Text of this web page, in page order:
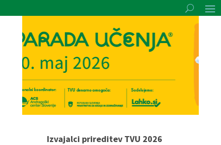
Izvajalci prireditev TVU 2026